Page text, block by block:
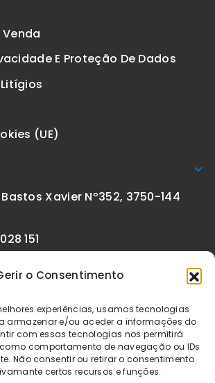
o Consentimento
experiências, usamos tecnologias
armazenar e/ou aceder a informações do
com essas tecnologias nos permitirá
comportamento de navegação ou IDs
Não consentir ou retirar o consentimento
certos recursos e funções.
E Proteção De Dados
(UE)
Xavier Nº352, 3750-144
151
online.pt
incluem IVA à taxa legal em vigor. Todos
no site encontram-se sujeitos à
após confirmação da encomenda. As